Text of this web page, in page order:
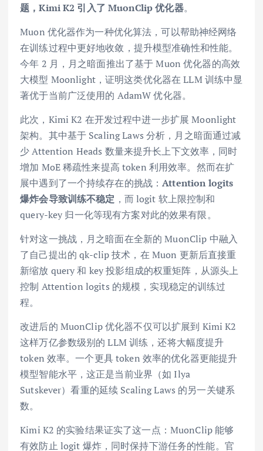
题，Kimi K2 引入了 MuonClip 优化器。
Muon 优化器作为一种优化算法，可以帮助神经网络
在训练过程中更好地收敛，提升模型准确性和性能。
今年 2 月，月之暗面推出了基于 Muon 优化器的高效
大模型 Moonlight，证明这类优化器在 LLM 训练中显
著优于当前广泛使用的 AdamW 优化器。
此次，Kimi K2 在开发过程中进一步扩展 Moonlight
架构。其中基于 Scaling Laws 分析，月之暗面通过减
少 Attention Heads 数量来提升长上下文效率，同时
增加 MoE 稀疏性来提高 token 利用效率。然而在扩
展中遇到了一个持续存在的挑战：Attention logits
爆炸会导致训练不稳定 ，而 logit 软上限控制和
query-key 归一化等现有方案对此的效果有限。
针对这一挑战，月之暗面在全新的 MuonClip 中融入
了自己提出的 qk-clip 技术，在 Muon 更新后直接重
新缩放 query 和 key 投影组成的权重矩阵，从源头上
控制 Attention logits 的规模，实现稳定的训练过
程。
改进后的 MuonClip 优化器不仅可以扩展到 Kimi K2
这样万亿参数级别的 LLM 训练，还将大幅度提升
token 效率。一个更具 token 效率的优化器更能提升
模型智能水平，这正是当前业界（如 Ilya
Sutskever）看重的延续 Scaling Laws 的另一关键系
数。
Kimi K2 的实验结果证实了这一点：MuonClip 能够
有效防止 logit 爆炸，同时保持下游任务的性能。官